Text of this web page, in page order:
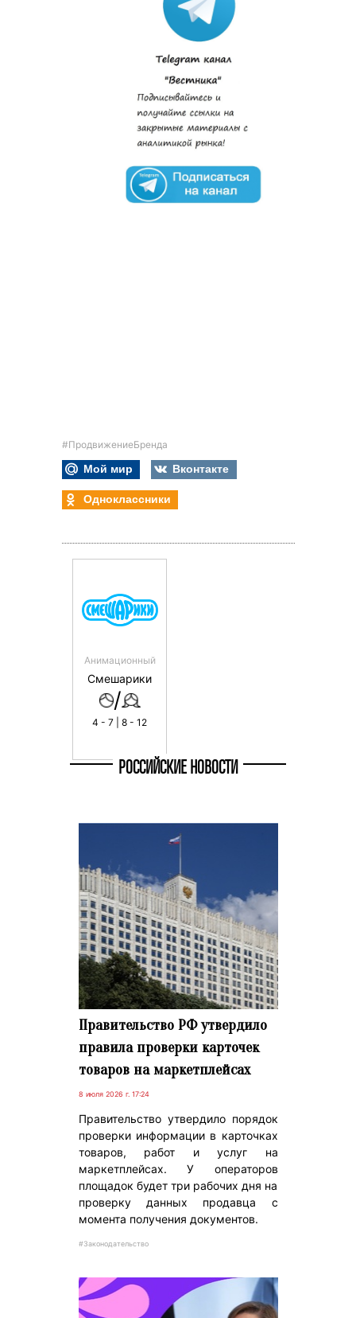
#ПродвижениеБренда
Мой мир
Вконтакте
Одноклассники
Анимационный
Смешарики
/
4 - 7 | 8 - 12
РОССИЙСКИЕ НОВОСТИ
Правительство РФ утвердило
правила проверки карточек
товаров на маркетплейсах
8 июля 2026 г. 17:24
Правительство утвердило порядок
проверки информации в карточках
товаров, работ и услуг на
маркетплейсах. У операторов
площадок будет три рабочих дня на
проверку данных продавца с
момента получения документов.
#Законодательство